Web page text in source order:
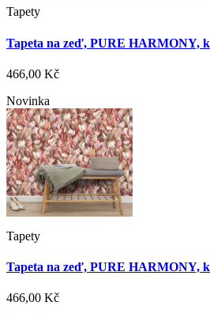
Tapety
Tapeta na zeď, PURE HARMONY,
466,00 Kč
Novinka
Tapety
Tapeta na zeď, PURE HARMONY,
466,00 Kč